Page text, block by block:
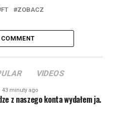
FT ZOBACZ
COMMENT
VIDEOS
43 minuty ago
z naszego konta wydałem ja.